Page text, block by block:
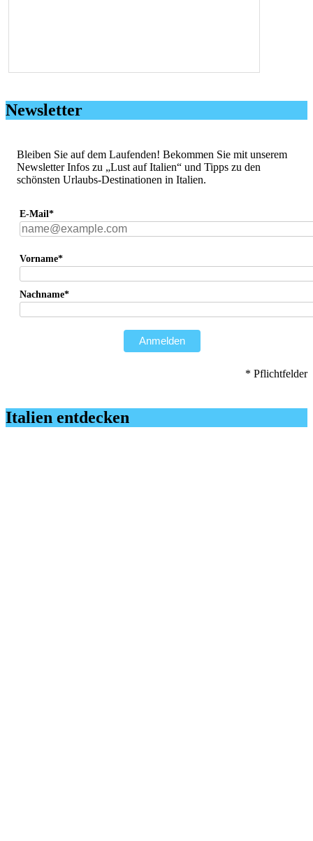
Newsletter
Bleiben Sie auf dem Laufenden! Bekommen Sie mit unserem
Newsletter Infos zu „Lust auf Italien“ und Tipps zu den
schönsten Urlaubs-Destinationen in Italien.
E-Mail*
Vorname*
Nachname*
Anmelden
* Pflichtfelder
Italien entdecken